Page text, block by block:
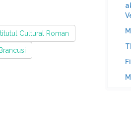
Cultural Roman